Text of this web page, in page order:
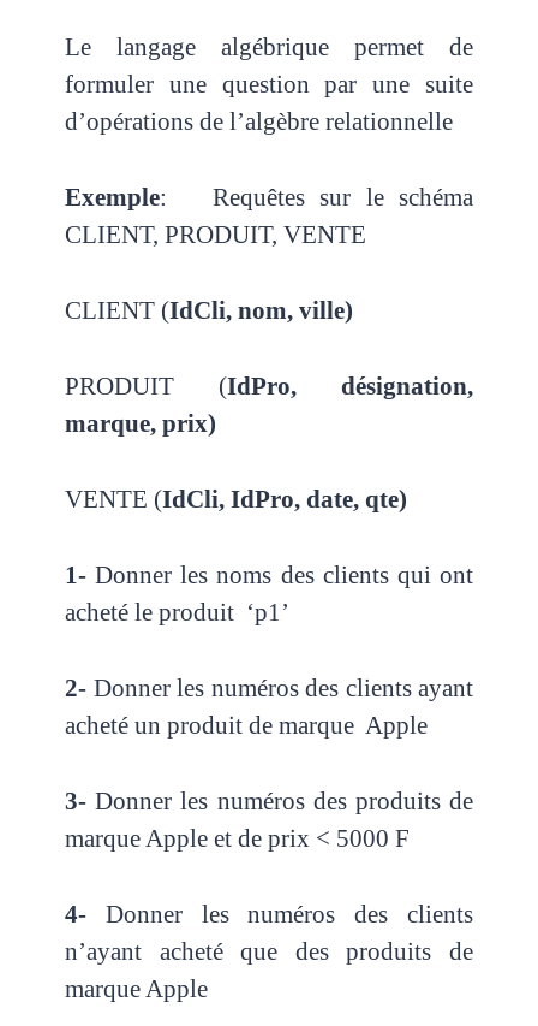
Le langage algébrique permet de
formuler une question par une suite
d’opérations de l’algèbre relationnelle
Exemple: Requêtes sur le schéma
CLIENT, PRODUIT, VENTE
CLIENT (IdCli, nom, ville)
PRODUIT (IdPro, désignation,
marque, prix)
VENTE (IdCli, IdPro, date, qte)
1- Donner les noms des clients qui ont
acheté le produit ‘p1’
2- Donner les numéros des clients ayant
acheté un produit de marque Apple
3- Donner les numéros des produits de
marque Apple et de prix < 5000 F
4- Donner les numéros des clients
n’ayant acheté que des produits de
marque Apple